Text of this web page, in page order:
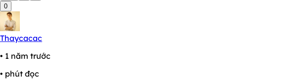
0
Thaycacac
• 1 năm trước
• phút đọc